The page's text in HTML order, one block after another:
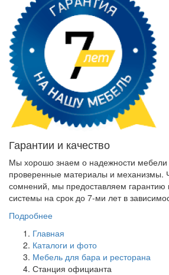
Гарантии и качество
Мы хорошо знаем о надежности мебели
проверенные материалы и механизмы.
сомнений, мы предоставляем гарантию
системы на срок до 7-ми лет в
Подробнее
Главная
Каталоги и фото
Мебель для бара и ресторана
Станция официанта